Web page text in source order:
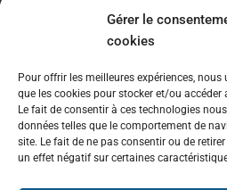
Gérer le
cookies
Pour offrir les meilleures expériences,
que les cookies pour stocker et/ou
Le fait de consentir à ces technologies
données telles que le comportement de
site. Le fait de ne pas consentir ou de
un effet négatif sur certaines
SIÈGE
819 371-
SUIVEZ-